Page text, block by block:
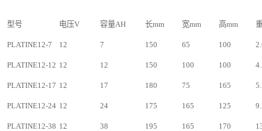
型号 电压V 容量AH 长mm 宽mm 高mm
PLATINE12-7 12 7 150 65 100
PLATINE12-12 12 12 150 100 100
PLATINE12-17 12 17 180 75 165
PLATINE12-24 12 24 175 165 125
PLATINE12-38 12 38 195 165 170